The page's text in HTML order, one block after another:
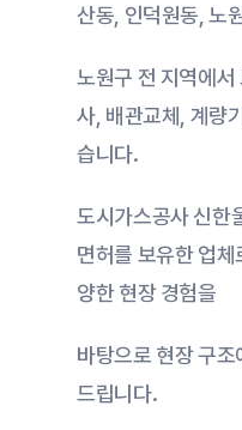
산동, 인덕원동, 노
노원구 전 지역에
사, 배관교체, 계량
습니다.
도시가스공사 신한
면허를 보유한 업체
양한 현장 경험을
바탕으로 현장 구조
드립니다.